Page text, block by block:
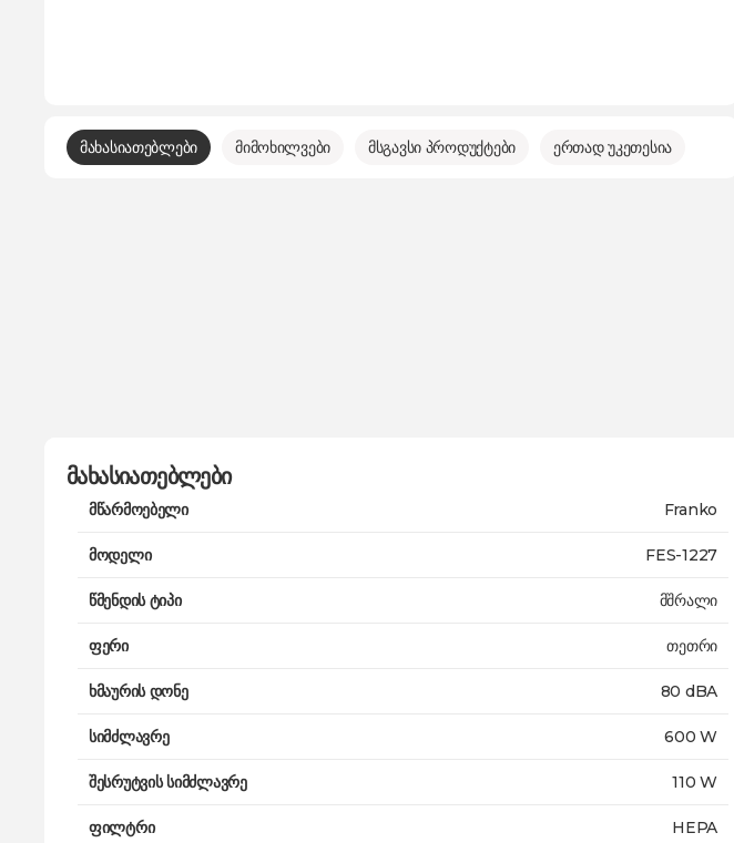
მახასიათებლები მიმოხილვები მსგავსი პროდუქტები ერთად უკეთესია
მახასიათებლები
მწარმოებელი Franko
მოდელი FES-1227
წმენდის ტიპი მშრალი
ფერი თეთრი
ხმაურის დონე 80 dBA
სიმძლავრე 600 W
შესრუტვის სიმძლავრე 110 W
ფილტრი HEPA